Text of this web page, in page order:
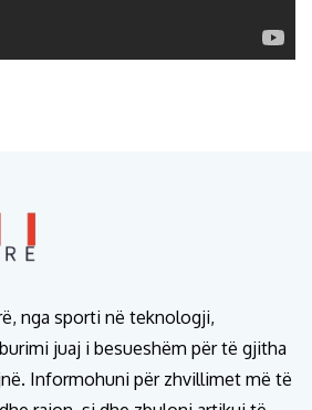
nga sporti në teknologji,
juaj i besueshëm për të gjitha
Informohuni për zhvillimet më të